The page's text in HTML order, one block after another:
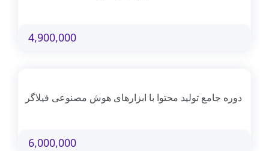
4,900,000
دوره جامع تولید محتوا با ابزارهای هوش مصنوعی فیلاگر
6,000,000